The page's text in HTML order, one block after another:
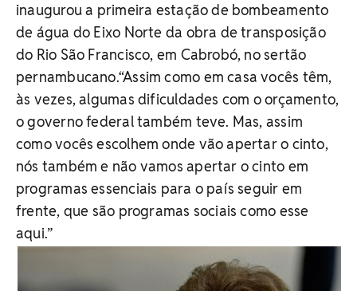
inaugurou a primeira estação de bombeamento
de água do Eixo Norte da obra de transposição
do Rio São Francisco, em Cabrobó, no sertão
pernambucano.“Assim como em casa vocês têm,
às vezes, algumas dificuldades com o orçamento,
o governo federal também teve. Mas, assim
como vocês escolhem onde vão apertar o cinto,
nós também e não vamos apertar o cinto em
programas essenciais para o país seguir em
frente, que são programas sociais como esse
aqui.”